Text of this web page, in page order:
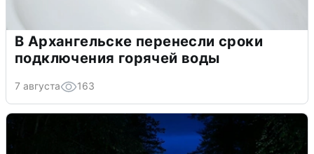
В Архангельске перенесли сроки
подключения горячей воды
7 августа 163